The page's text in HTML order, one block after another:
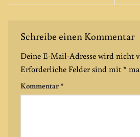
Schreibe einen Kommentar
Deine E-Mail-Adresse wird nicht
Erforderliche Felder sind mit*
Kommentar*